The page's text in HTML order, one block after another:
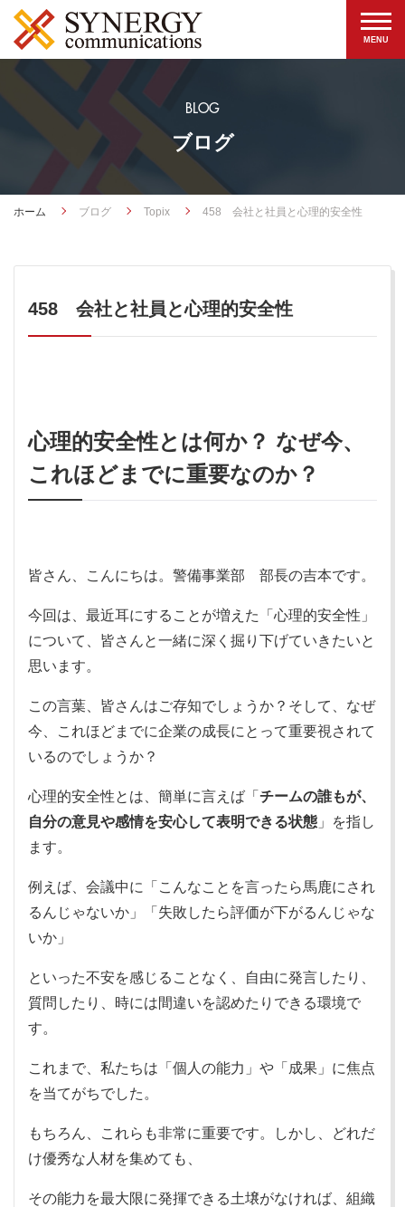
BLOG
ブログ
ホーム ブログ Topix 458 会社と社員と心理的安全性
458 会社と社員と心理的安全性
心理的安全性とは何か？ なぜ今、
これほどまでに重要なのか？
皆さん、こんにちは。警備事業部 部長の吉本です。
今回は、最近耳にすることが増えた「心理的安全性」
について、皆さんと一緒に深く掘り下げていきたいと
思います。
この言葉、皆さんはご存知でしょうか？そして、なぜ
今、これほどまでに企業の成長にとって重要視されて
いるのでしょうか？
心理的安全性とは、簡単に言えば「 チームの誰もが、
自分の意見や感情を安心して表明できる状態 」を指し
ます。
例えば、会議中に「こんなことを言ったら馬鹿にされ
るんじゃないか」「失敗したら評価が下がるんじゃな
いか」
といった不安を感じることなく、自由に発言したり、
質問したり、時には間違いを認めたりできる環境で
す。
これまで、私たちは「個人の能力」や「成果」に焦点
を当てがちでした。
もちろん、これらも非常に重要です。しかし、どれだ
け優秀な人材を集めても、
その能力を最大限に発揮できる土壌がなければ、組織